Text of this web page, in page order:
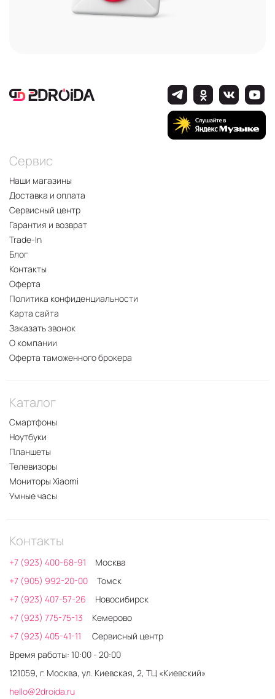
Сервис
Наши магазины
Доставка и оплата
Сервисный центр
Гарантия и возврат
Trade-In
Блог
Контакты
Оферта
Политика конфиденциальности
Карта сайта
Заказать звонок
О компании
Оферта таможенного брокера
Каталог
Смартфоны
Ноутбуки
Планшеты
Телевизоры
Мониторы Xiaomi
Умные часы
Контакты
+7 (923) 400-68-91
Москва
+7 (905) 992-20-00
Томск
+7 (923) 407-57-26
Новосибирск
+7 (923) 775-75-13
Кемерово
+7 (923) 405-41-11
Сервисный центр
Время работы: 10:00 - 20:00
121059, г. Москва, ул. Киевская, 2, ТЦ «Киевский»
hello@2droida.ru